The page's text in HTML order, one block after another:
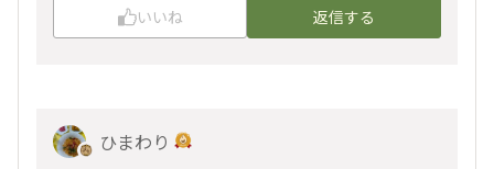
いいね 返信する
ひまわり